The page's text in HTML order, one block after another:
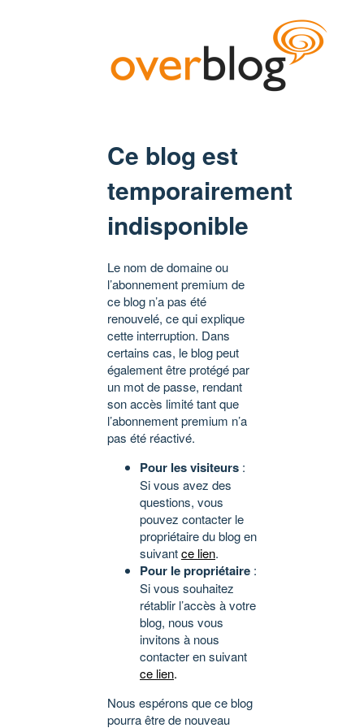
Ce blog est
temporairement
indisponible
Le nom de domaine ou
l’abonnement premium de
ce blog n’a pas été
renouvelé, ce qui explique
cette interruption. Dans
certains cas, le blog peut
également être protégé par
un mot de passe, rendant
son accès limité tant que
l’abonnement premium n’a
pas été réactivé.
Pour les visiteurs :
Si vous avez des
questions, vous
pouvez contacter le
propriétaire du blog en
suivantce lien.
Pour le propriétaire :
Si vous souhaitez
rétablir l’accès à votre
blog, nous vous
invitons à nous
contacter en suivant
ce lien.
Nous espérons que ce blog
pourra être de nouveau